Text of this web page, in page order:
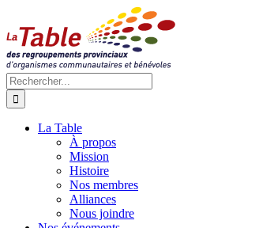
contenu
Rechercher:
La Table
À propos
Mission
Histoire
Nos membres
Alliances
Nous joindre